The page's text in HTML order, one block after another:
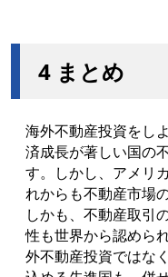
4 まとめ
海外不動産投資をし
済成長が著しい国の
す。しかし、アメリ
れからも不動産市場
しかも、不動産取引
性も世界から認めら
外不動産投資ではな